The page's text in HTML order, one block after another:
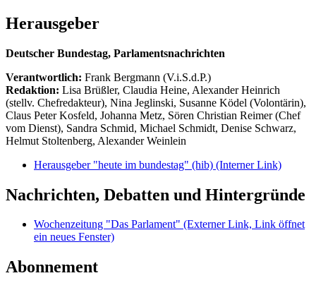
Herausgeber
Deutscher Bundestag, Parlamentsnachrichten
Verantwortlich: Frank Bergmann (V.i.S.d.P.)
Redaktion: Lisa Brüßler, Claudia Heine, Alexander Heinrich
(stellv. Chefredakteur), Nina Jeglinski, Susanne Ködel (Volontärin),
Claus Peter Kosfeld, Johanna Metz, Sören Christian Reimer (Chef
vom Dienst), Sandra Schmid, Michael Schmidt, Denise Schwarz,
Helmut Stoltenberg, Alexander Weinlein
Herausgeber "heute im bundestag" (hib) (Interner Link)
Nachrichten, Debatten und Hintergründe
Wochenzeitung "Das Parlament" (Externer Link, Link öffnet
ein neues Fenster)
Abonnement